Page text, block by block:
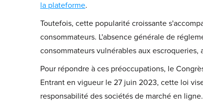
la plateforme.
Toutefois, cette popularité croissante
consommateurs. L'absence générale de
consommateurs vulnérables aux
Pour répondre à ces préoccupations, le
Entrant en vigueur le 27 juin 2023, cette loi
responsabilité des sociétés de marché en ligne.